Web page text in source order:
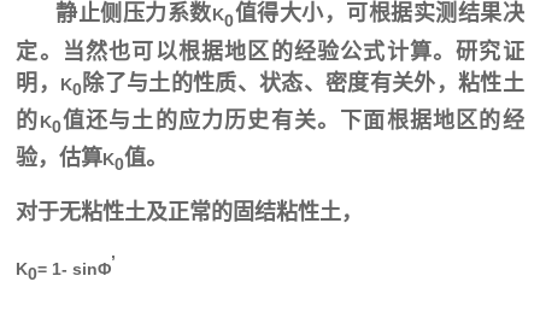
静止侧压力系数K0值得大小，可根据实测结果决
定。当然也可以根据地区的经验公式计算。研究证
明，
K0除了与土的性质、状态、密度有关外，粘性土
的K0值还与土的应力历史有关。下面根据地区的经
验，估算K0值。
对于无粘性土及正常的固结粘性土，
K0= 1- sinΦ’